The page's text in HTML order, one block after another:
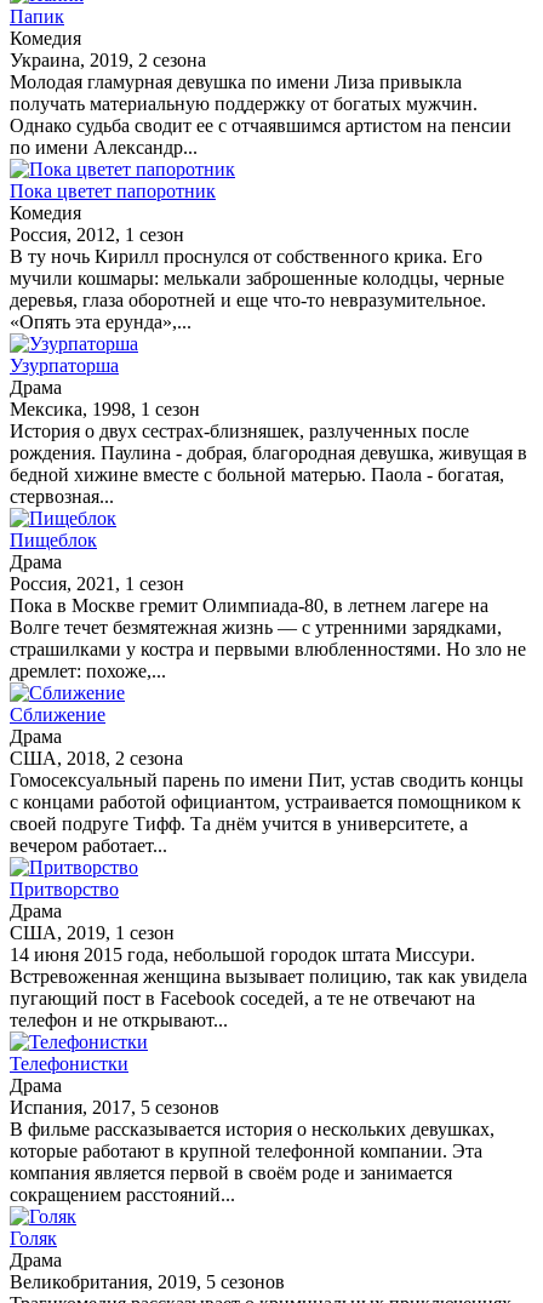
Папик
Комедия
Украина, 2019, 2 сезона
Молодая гламурная девушка по имени Лиза привыкла
получать материальную поддержку от богатых мужчин.
Однако судьба сводит ее с отчаявшимся артистом на пенсии
по имени Александр...
Пока цветет папоротник
Комедия
Россия, 2012, 1 сезон
В ту ночь Кирилл проснулся от собственного крика. Его
мучили кошмары: мелькали заброшенные колодцы, черные
деревья, глаза оборотней и еще что-то невразумительное.
«Опять эта ерунда»,...
Узурпаторша
Драма
Мексика, 1998, 1 сезон
История о двух сестрах-близняшек, разлученных после
рождения. Паулина - добрая, благородная девушка, живущая в
бедной хижине вместе с больной матерью. Паола - богатая,
стервозная...
Пищеблок
Драма
Россия, 2021, 1 сезон
Пока в Москве гремит Олимпиада-80, в летнем лагере на
Волге течет безмятежная жизнь — с утренними зарядками,
страшилками у костра и первыми влюбленностями. Но зло не
дремлет: похоже,...
Сближение
Драма
США, 2018, 2 сезона
Гомосексуальный парень по имени Пит, устав сводить концы
с концами работой официантом, устраивается помощником к
своей подруге Тифф. Та днём учится в университете, а
вечером работает...
Притворство
Драма
США, 2019, 1 сезон
14 июня 2015 года, небольшой городок штата Миссури.
Встревоженная женщина вызывает полицию, так как увидела
пугающий пост в Facebook соседей, а те не отвечают на
телефон и не открывают...
Телефонистки
Драма
Испания, 2017, 5 сезонов
В фильме рассказывается история о нескольких девушках,
которые работают в крупной телефонной компании. Эта
компания является первой в своём роде и занимается
сокращением расстояний...
Голяк
Драма
Великобритания, 2019, 5 сезонов